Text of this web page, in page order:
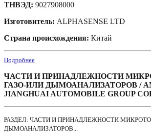
ТНВЭД: 9027908000
Изготовитель: ALPHASENSE LTD
Страна происхождения: Китай
Подробнее
ЧАСТИ И ПРИНАДЛЕЖНОСТИ
ГАЗО-ИЛИ ДЫМОАНАЛИЗАТОРОВ /
JIANGHUAI AUTOMOBILE GROUP
РАЗДЕЛ: ЧАСТИ И ПРИНАДЛЕЖНОСТИ
ДЫМОАНАЛИЗАТОРОВ...